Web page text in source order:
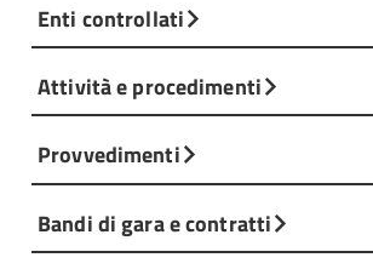
Enti controllati
Attività e procedimenti
Provvedimenti
Bandi di gara e contratti